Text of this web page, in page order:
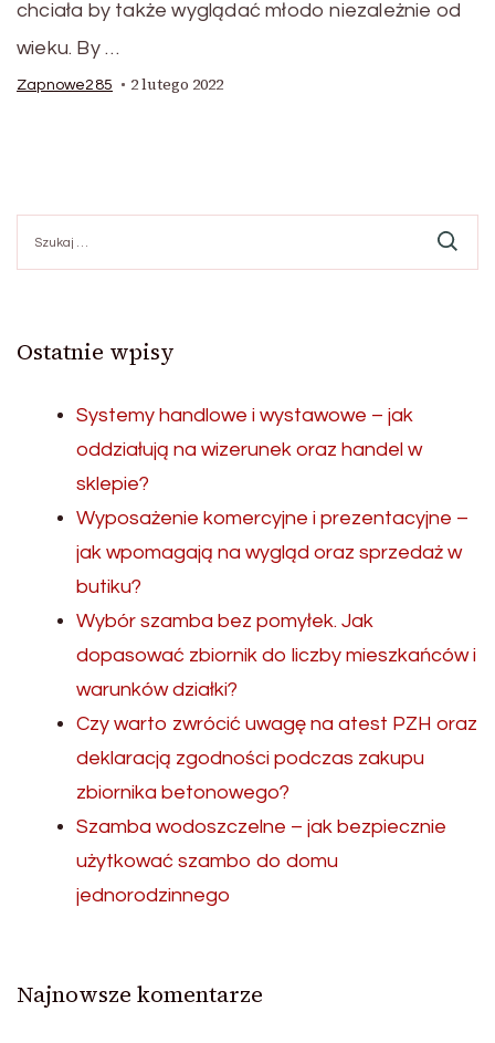
chciała by także wyglądać młodo niezależnie od
wieku. By …
Zapnowe285 2 lutego 2022
Ostatnie wpisy
Systemy handlowe i wystawowe – jak
oddziałują na wizerunek oraz handel w
sklepie?
Wyposażenie komercyjne i prezentacyjne –
jak wpomagają na wygląd oraz sprzedaż w
butiku?
Wybór szamba bez pomyłek. Jak
dopasować zbiornik do liczby mieszkańców i
warunków działki?
Czy warto zwrócić uwagę na atest PZH oraz
deklaracją zgodności podczas zakupu
zbiornika betonowego?
Szamba wodoszczelne – jak bezpiecznie
użytkować szambo do domu
jednorodzinnego
Najnowsze komentarze